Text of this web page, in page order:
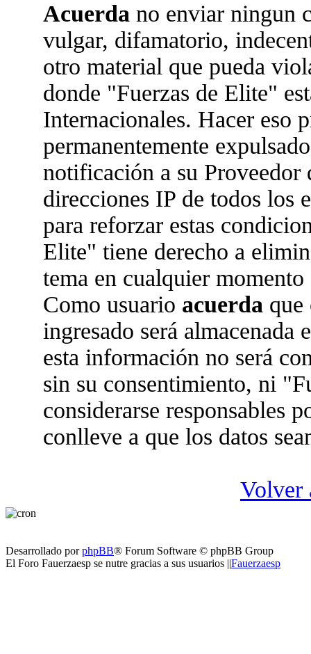
Acuerda no enviar ningun
vulgar, difamatorio,
otro material que pueda
donde "Fuerzas de Elite"
Internacionales. Hacer eso
permanentemente
notificación a su Proveedor
direcciones IP de todos los
para reforzar estas
Elite" tiene derecho a
tema en cualquier
Como usuario acuerda que
ingresado será almacenada
esta información no será
sin su consentimiento, ni
considerarse responsables
conlleve a que los datos
Volver
Desarrollado porphpBB® Forum Software © phpBB Group
El Foro Fauerzaesp se nutre gracias a sus usuarios ||Fauerzaesp